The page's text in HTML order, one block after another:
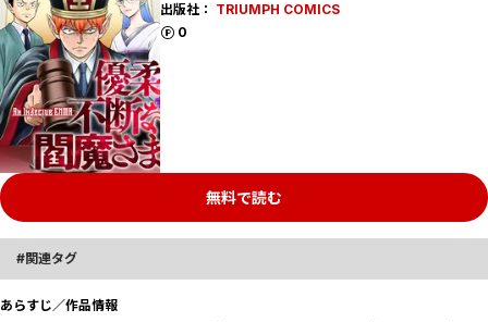
出版社： TRIUMPH COMICS
0
ポイント
無料で読む
関連タグ
あらすじ／作品情報